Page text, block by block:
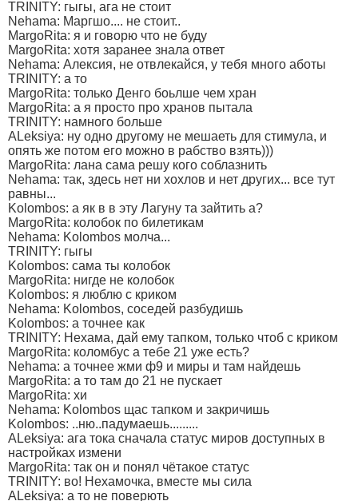
TRINITY: гыгы, ага не стоит
Nehama: Маргшо.... не стоит..
MargoRita: я и говорю что не буду
MargoRita: хотя заранее знала ответ
Nehama: Алексия, не отвлекайся, у тебя много аботы
TRINITY: а то
MargoRita: только Денго боьлше чем хран
MargoRita: а я просто про хранов пытала
TRINITY: намного больше
ALeksiya: ну одно другому не мешаеть для стимула, и
опять же потом его можно в рабство взять)))
MargoRita: лана сама решу кого соблазнить
Nehama: так, здесь нет ни хохлов и нет других... все тут
равны...
Kolombos: а як в в эту Лагуну та зайтить а?
MargoRita: колобок по билетикам
Nehama: Kolombos молча...
TRINITY: гыгы
Kolombos: сама ты колобок
MargoRita: нигде не колобок
Kolombos: я люблю с криком
Nehama: Kolombos, соседей разбудишь
Kolombos: а точнее как
TRINITY: Нехама, дай ему тапком, только чтоб с криком
MargoRita: коломбус а тебе 21 уже есть?
Nehama: а точнее жми ф9 и миры и там найдешь
MargoRita: а то там до 21 не пускает
MargoRita: хи
Nehama: Kolombos щас тапком и закричишь
Kolombos: ..ню..падумаешь.........
ALeksiya: ага тока сначала статус миров доступных в
настройках измени
MargoRita: так он и понял чётакое статус
TRINITY: во! Нехамочка, вместе мы сила
ALeksiya: а то не поверють